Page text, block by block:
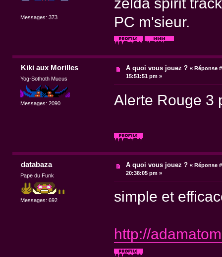
Messages: 373
PC m'sieur.
Kiki aux Morilles
Yog-Sothoth Mucus
Messages: 2090
A quoi vous jouez ? « Réponse
15:51:51 pm »
Alerte Rouge 3
databaza
Pape du Funk
Messages: 692
A quoi vous jouez ? «Réponse
20:38:05 pm »
simple et
http://